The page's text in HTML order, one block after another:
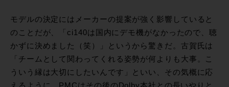
モデルの決定にはメーカーの提案が強く影響していると
のことだが、「ci140は国内にデモ機がなかったので、聴
かずに決めました（笑）」というから驚きだ。古賀氏は
「チームとして関わってくれる姿勢が何よりも大事。こ
ういう縁は大切にしたいんです」といい、その気概に応
えるように、PMCはその後のDolby本社との長いやりと